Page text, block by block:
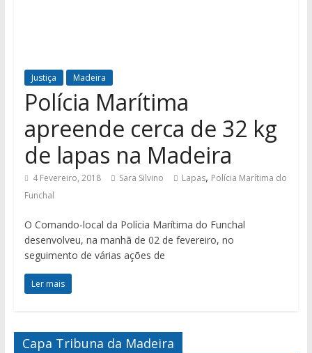
Justiça Madeira
Polícia Marítima
apreende cerca de 32 kg
de lapas na Madeira
4 Fevereiro, 2018 Sara Silvino Lapas, Polícia Marítima do
Funchal
O Comando-local da Polícia Marítima do Funchal
desenvolveu, na manhã de 02 de fevereiro, no
seguimento de várias ações de
Ler mais
Capa Tribuna da Madeira